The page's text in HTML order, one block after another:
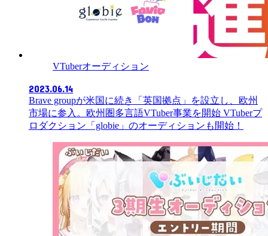
VTuberオーディション
2023.06.14
Brave groupが米国に続き「英国拠点」を設立し、欧州
市場に参入。欧州圏多言語VTuber事業を開始 VTuberプ
ロダクション「globie」のオーディションも開始！